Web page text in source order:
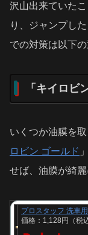
沢山出来ていた
り、ジャンプし
での対策は以下の
「キイロビ
いくつか油膜を
ロビン ゴールド
せば、油膜が綺麗
プロスタッフ 洗車
価格：1,128円（税